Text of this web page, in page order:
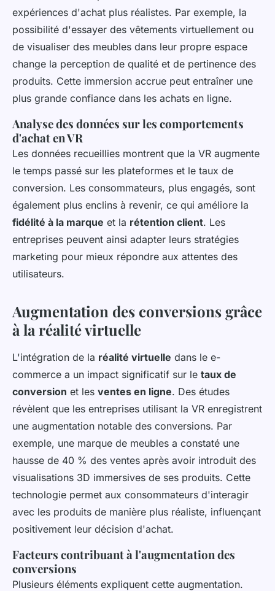
expériences d'achat plus réalistes. Par exemple, la
possibilité d'essayer des vêtements virtuellement ou
de visualiser des meubles dans leur propre espace
change la perception de qualité et de pertinence des
produits. Cette immersion accrue peut entraîner une
plus grande confiance dans les achats en ligne.
Analyse des données sur les comportements
d'achat en VR
Les données recueillies montrent que la VR augmente
le temps passé sur les plateformes et le taux de
conversion. Les consommateurs, plus engagés, sont
également plus enclins à revenir, ce qui améliore la
fidélité à la marque et la rétention client. Les
entreprises peuvent ainsi adapter leurs stratégies
marketing pour mieux répondre aux attentes des
utilisateurs.
Augmentation des conversions grâce
à la réalité virtuelle
L'intégration de la réalité virtuelle dans le e-
commerce a un impact significatif sur le taux de
conversion et les ventes en ligne. Des études
révèlent que les entreprises utilisant la VR enregistrent
une augmentation notable des conversions. Par
exemple, une marque de meubles a constaté une
hausse de 40 % des ventes après avoir introduit des
visualisations 3D immersives de ses produits. Cette
technologie permet aux consommateurs d'interagir
avec les produits de manière plus réaliste, influençant
positivement leur décision d'achat.
Facteurs contribuant à l'augmentation des
conversions
Plusieurs éléments expliquent cette augmentation.